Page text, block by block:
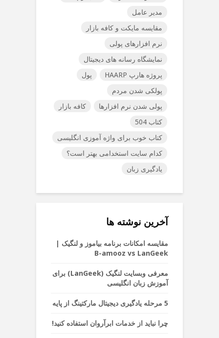
مدیر عامل
مقایسه مایکت و کافه بازار
نرم افزارهای پولی
نمایشگاه رسانه های دیجیتال
پروژه هارپ HAARP
پول
پولکی شدن مردم
پولی شدن نرم افزارها
کافه بازار
کتاب 504
کتاب خوب برای واژه آموزی انگلیسی
کدام سایت استخدامی بهتر است؟
یادگیری زبان
آخرین نوشته ها
مقایسه امکانات برنامه بیاموز و لنگیک |
B-amooz vs LanGeek
معرفی وبسایت لنگیک (LanGeek) برای
آموزش زبان انگلیسی
5 مرحله یادگیری دیجیتال مارکتینگ از پایه
چرا نباید از خدمات ابرآروان استفاده کنید!